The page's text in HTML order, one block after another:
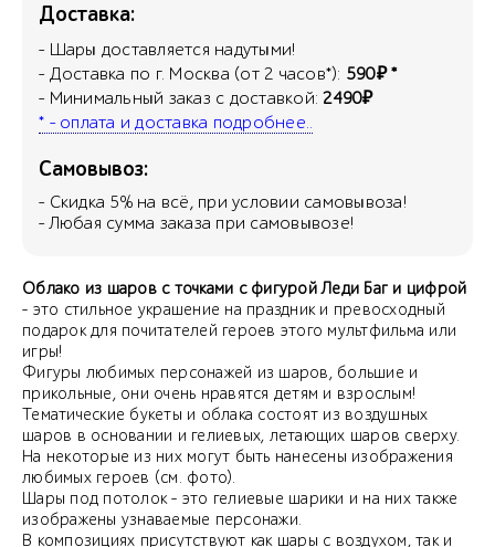
Доставка:
- Шары доставляется надутыми!
- Доставка по г. Москва (от 2 часов*): 590₽ *
- Минимальный заказ с доставкой:2490₽
* - оплата и доставка подробнее..
Самовывоз:
- Скидка 5% на всё, при условии самовывоза!
- Любая сумма заказа при самовывозе!
Облако из шаров с точками с фигурой Леди Баг и цифрой
- это стильное украшение на праздник и превосходный
подарок для почитателей героев этого мультфильма или
игры!
Фигуры любимых персонажей из шаров, большие и
прикольные, они очень нравятся детям и взрослым!
Тематические букеты и облака состоят из воздушных
шаров в основании и гелиевых, летающих шаров сверху.
На некоторые из них могут быть нанесены изображения
любимых героев (см. фото).
Шары под потолок - это гелиевые шарики и на них также
изображены узнаваемые персонажи.
В композициях присутствуют как шары с воздухом, так и